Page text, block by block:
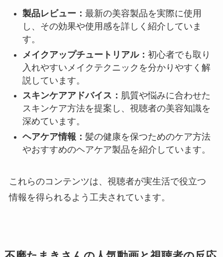
製品レビュー： 最新の美容製品を実際に使用
し、その効果や使用感を詳しく紹介していま
す。
メイクアップチュートリアル： 初心者でも取り
入れやすいメイクテクニックを分かりやすく解
説しています。
スキンケアアドバイス： 肌質や悩みに合わせた
スキンケア方法を提案し、視聴者の美容知識を
深めています。
ヘアケア情報： 髪の健康を保つためのケア方法
やおすすめのヘアケア製品を紹介しています。
これらのコンテンツは、視聴者が実生活で役立つ
情報を得られるよう工夫されています。